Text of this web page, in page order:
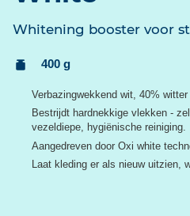
Whitening booster voor
Inhoud:400 g
Verbazingwekkend wit, 40%
Bestrijdt hardnekkige vlekken -
vezeldiepe, hygiënische reiniging.
Aangedreven door Oxi white
Laat kleding er als nieuw uitzien,